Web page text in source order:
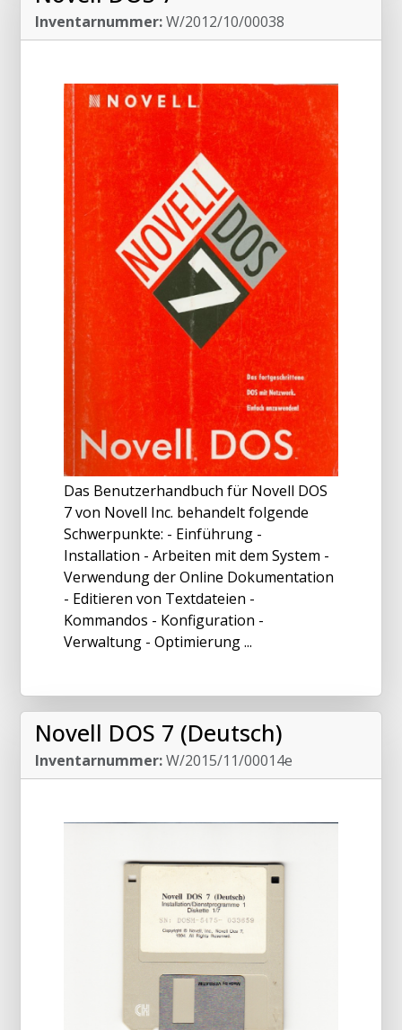
Inventarnummer:W/2012/10/00038
Das Benutzerhandbuch für Novell DOS
7 von Novell Inc. behandelt folgende
Schwerpunkte: - Einführung -
Installation - Arbeiten mit dem System -
Verwendung der Online Dokumentation
- Editieren von Textdateien -
Kommandos - Konfiguration -
Verwaltung - Optimierung ...
Novell DOS 7 (Deutsch)
Inventarnummer:W/2015/11/00014e